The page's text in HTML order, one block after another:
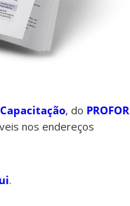
Capacitação, do PROFOR
nos endereços
.